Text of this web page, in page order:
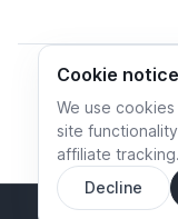
Cookie notice
We use
site
affiliate tracking.
Decline
Cookie policy